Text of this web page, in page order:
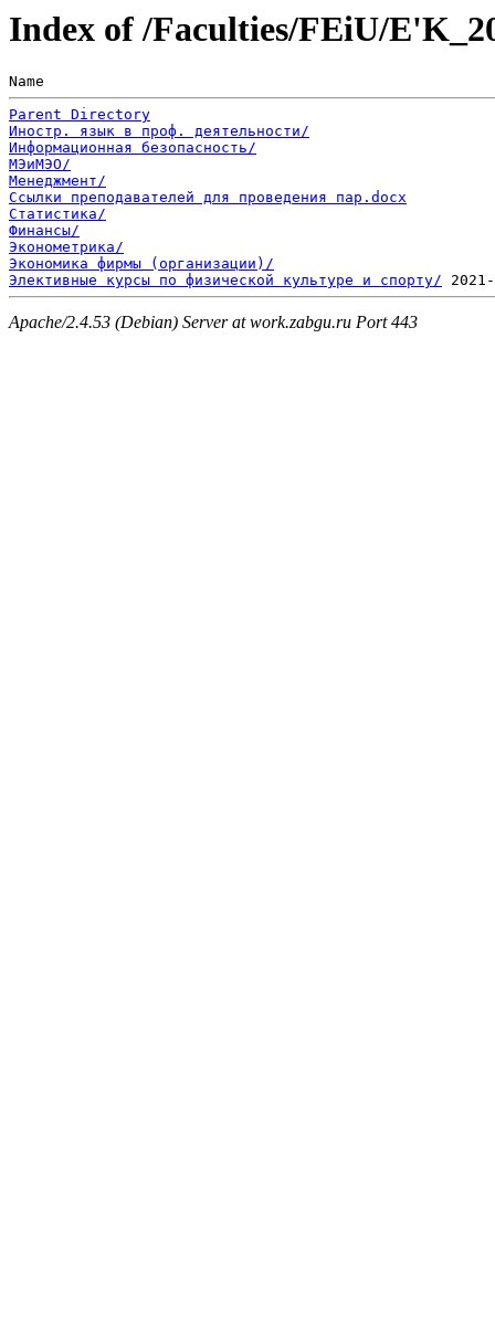
Index of /Faculties/FEiU/
Name
Parent Directory
Иностр. язык в проф. деятельности/
Информационная безопасность/
МЭиМЭО/
Менеджмент/
Ссылки преподавателей для проведения пар.docx
Статистика/
Финансы/
Эконометрика/
Экономика фирмы (организации)/
Элективные курсы по физической культуре и спорту/
Apache/2.4.53 (Debian) Server at work.zabgu.ru Port 443